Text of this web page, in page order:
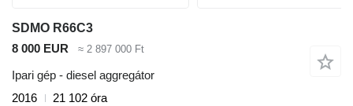
SDMO R66C3
8 000 EUR
≈ 2 897 000 Ft
Ipari gép - diesel aggregátor
2016
21 102 óra